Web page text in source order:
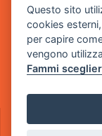
- 25014
Sede Operativa
via Industriale,
Partita iva
Questo sito
cookies
per capire
vengono
Fammi